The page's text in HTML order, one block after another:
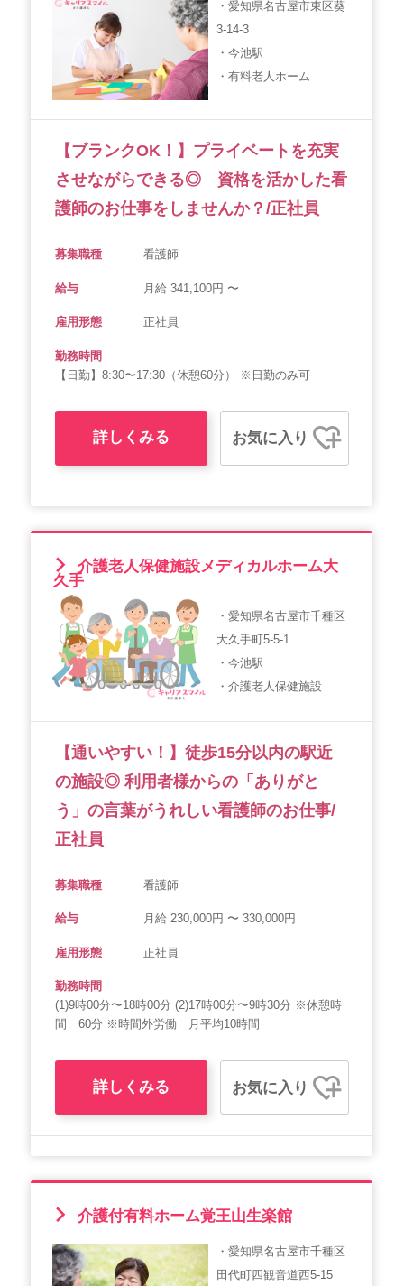
支店連絡先一覧
会社概要 個人情報保護方針
お知らせ 採用担当者様へ サイトマップ
・愛知県名古屋市東区葵
3-14-3
・今池駅
・有料老人ホーム
【ブランクOK！】プライベートを充実
させながらできる◎ 資格を活かした看
護師のお仕事をしませんか？/正社員
募集職種 看護師
給与 月給 341,100円 〜
雇用形態 正社員
勤務時間
【日勤】8:30〜17:30（休憩60分） ※日勤のみ可
詳しくみる お気に入り
介護老人保健施設メディカルホーム大
久手
・愛知県名古屋市千種区
大久手町5-5-1
・今池駅
・介護老人保健施設
【通いやすい！】徒歩15分以内の駅近
の施設◎ 利用者様からの「ありがと
う」の言葉がうれしい看護師のお仕事/
正社員
募集職種 看護師
給与 月給 230,000円 〜 330,000円
雇用形態 正社員
勤務時間
(1)9時00分〜18時00分 (2)17時00分〜9時30分 ※休憩時
間 60分 ※時間外労働 月平均10時間
詳しくみる お気に入り
介護付有料ホーム覚王山生楽館
・愛知県名古屋市千種区
田代町四観音道西5-15